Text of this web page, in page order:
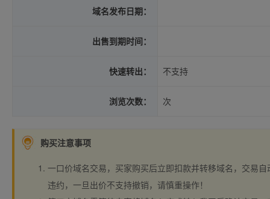
域名发布日期：
出售到期时间：
快速转出： 不支持
浏览次数： 次
购买注意事项
一口价域名交易，买家购买后立即扣款并转移域名，交易
违约，一旦出价不支持撤销，请慎重操作！